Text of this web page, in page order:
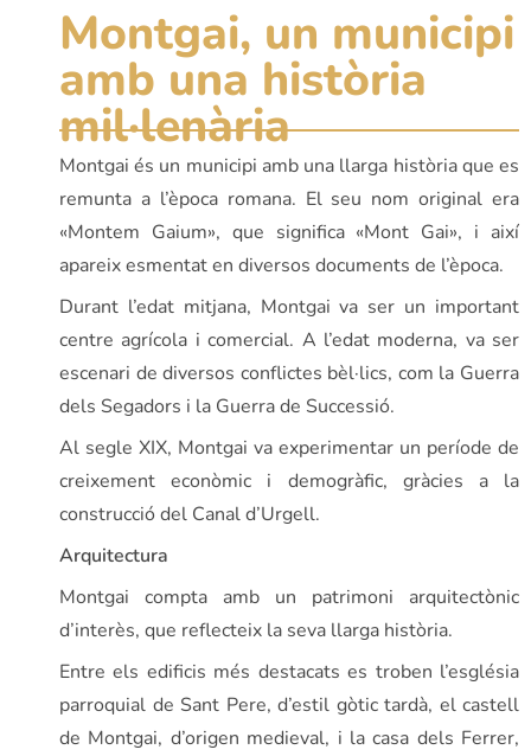
Montgai, un municipi
amb una història
mil·lenària
Montgai és un municipi amb una llarga història que es
remunta a l’època romana. El seu nom original era
«Montem Gaium», que significa «Mont Gai», i així
apareix esmentat en diversos documents de l’època.
Durant l’edat mitjana, Montgai va ser un important
centre agrícola i comercial. A l’edat moderna, va ser
escenari de diversos conflictes bèl·lics, com la Guerra
dels Segadors i la Guerra de Successió.
Al segle XIX, Montgai va experimentar un període de
creixement econòmic i demogràfic, gràcies a la
construcció del Canal d’Urgell.
Arquitectura
Montgai compta amb un patrimoni arquitectònic
d’interès, que reflecteix la seva llarga història.
Entre els edificis més destacats es troben l’església
parroquial de Sant Pere, d’estil gòtic tardà, el castell
de Montgai, d’origen medieval, i la casa dels Ferrer,